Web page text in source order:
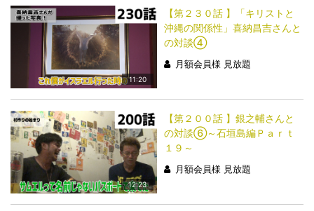
11:20
【第２３０話 】「キリストと
沖縄の関係性」喜納昌吉さんと
の対談④
月額会員様 見放題
12:23
【第２００話 】銀之輔さんと
の対談⑥～石垣島編Ｐａｒｔ
１９～
月額会員様 見放題